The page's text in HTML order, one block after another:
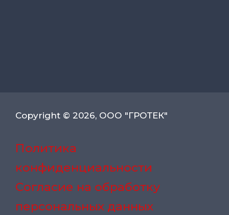
Copyright © 2026, ООО "ГРОТЕК"
Политика
конфиденциальности
Согласие на обработку
персональных данных